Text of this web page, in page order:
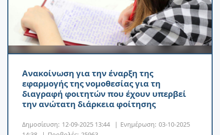
Ανακοίνωση για την έναρξη της
εφαρμογής της νομοθεσίας για τη
διαγραφή φοιτητών που έχουν υπερβεί
την ανώτατη διάρκεια φοίτησης
Δημοσίευση: 12-09-2025 13:44 | Ενημέρωση: 03-10-2025